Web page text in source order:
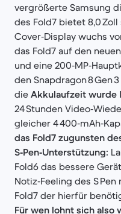
vergrößerte Samsung
des Fold7 bietet 8,0 Zoll
Cover‑Display wuchs
das Fold7 auf den
und eine
den Snapdragon 8 Gen
die Akkulaufzeit wurde
24 Stunden
gleicher 4
das Fold7 zugunsten
S‑Pen‑Unterstützung:
Fold6 das bessere
Notiz‑Feeling des S
Fold7 der hierfür
Für wen lohnt sich also